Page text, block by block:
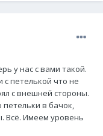
у нас с вами такой.
с петелькой что не
с внешней стороны.
в бачок,
Всё. Имеем уровень